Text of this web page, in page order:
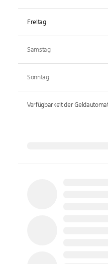
Freitag
Samstag
Sonntag
Verfügbarkeit der